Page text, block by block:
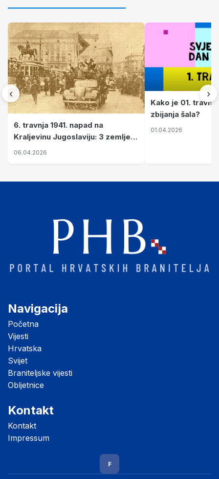
‹
6. travnja 1941. napad na
Kraljevinu Jugoslaviju: 3 zemlje
nastale njenim raspadom
06.04.2026
Kako je 01.
zbijanja šala?
01.04.2026
›
Navigacija
Početna
Vijesti
Hrvatska
Svijet
Braniteljske vijesti
Obljetnice
Kontakt
Kontakt
Impressum
F